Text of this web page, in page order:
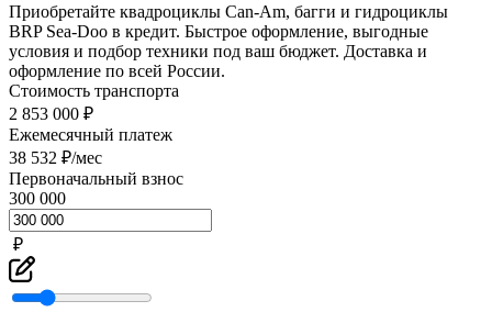
Приобретайте квадроциклы Can-Am, багги и гидроциклы
BRP Sea-Doo в кредит. Быстрое оформление, выгодные
условия и подбор техники под ваш бюджет. Доставка и
оформление по всей России.
Стоимость транспорта
2 853 000 ₽
Ежемесячный платеж
38 532 ₽/мес
Первоначальный взнос
300 000
₽